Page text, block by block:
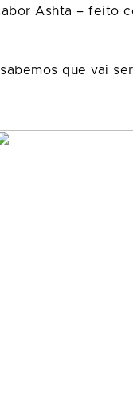
Ashta – feito
que vai